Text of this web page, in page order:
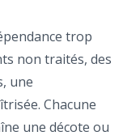
trop
non traités, des
une
Chacune
une décote ou